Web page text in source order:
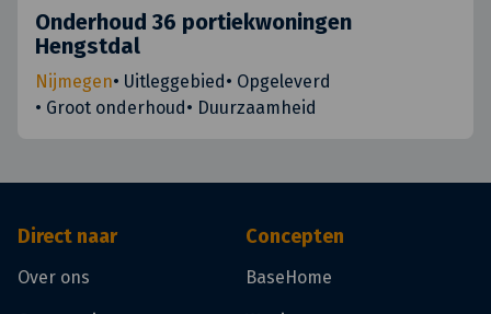
Onderhoud 36 portiekwoningen
Hengstdal
Nijmegen• Uitleggebied• Opgeleverd
• Groot onderhoud• Duurzaamheid
Direct naar
Over ons
Concepten
BaseHome